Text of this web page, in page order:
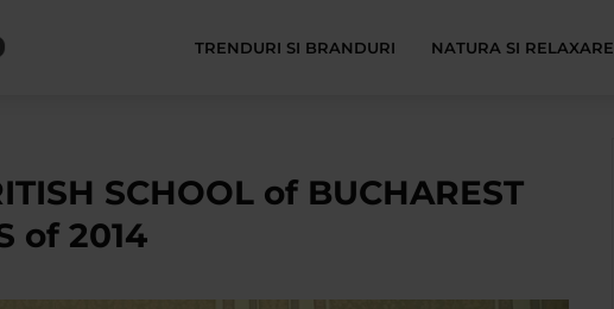
TRENDURI SI BRANDURI NATURA SI RELAXARE
SCHOOL of BUCHAREST
of 2014